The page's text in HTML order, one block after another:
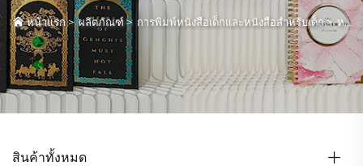
หน้าแรก>ผลิตภัณฑ์> การพิมพ์หนังสือเด็กและหนังสือสำหรับเด็ก>หนังสือกระดาน
สินค้าทั้งหมด